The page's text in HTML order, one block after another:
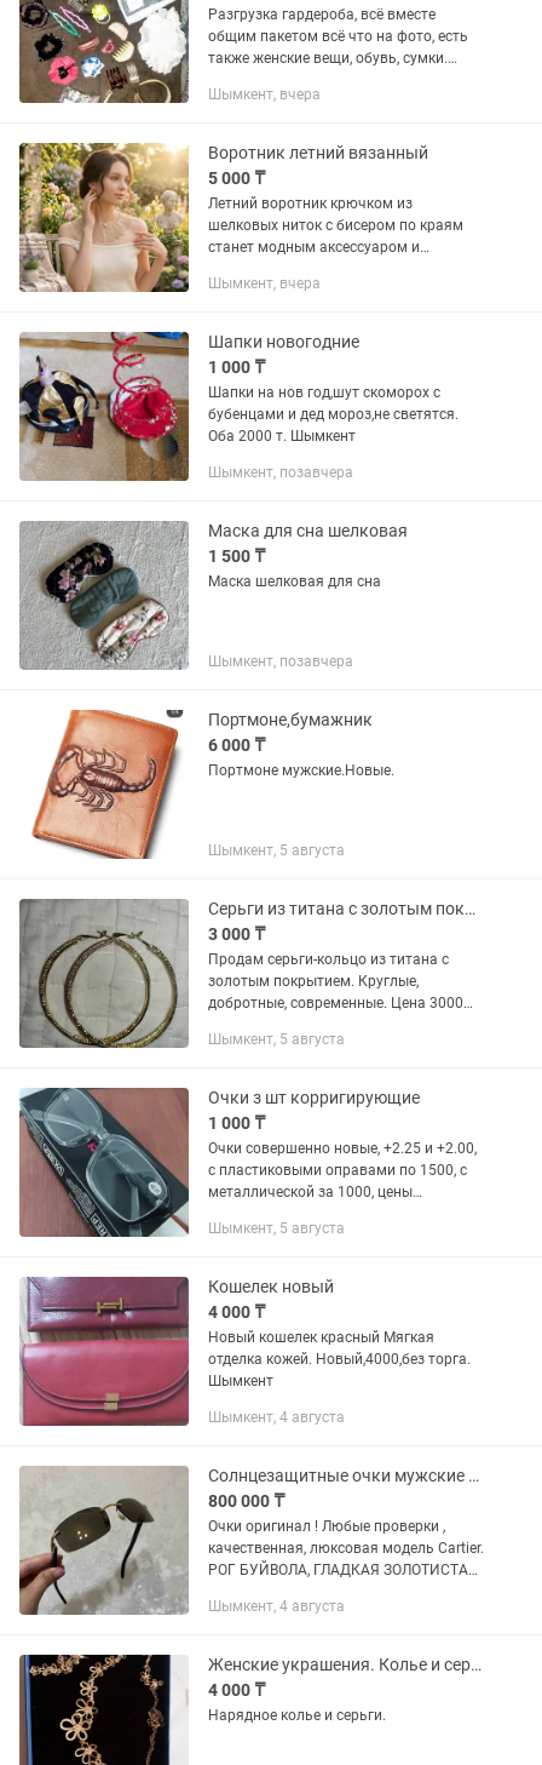
Разгрузка гардероба, всё вместе
общим пакетом всё что на фото, есть
также женские вещи, обувь, сумки.
Шымкент, вчера
Воротник летний вязанный
5 000 ₸
Летний воротник крючком из
шелковых ниток с бисером по краям
станет модным аксессуаром и
Возможны варианты другого цвета.
Шымкент, вчера
Шапки новогодние
1 000 ₸
Шапки на нов год,шут скоморох с
бубенцами и дед мороз,не светятся.
Оба 2000 т. Шымкент
Шымкент, позавчера
Маска для сна шелковая
1 500 ₸
Маска шелковая для сна
Шымкент, позавчера
Портмоне,бумажник
6 000 ₸
Портмоне мужские.Новые.
Шымкент, 5 августа
Серьги из титана с золотым покрытием
3 000 ₸
Продам серьги-кольцо из титана с
золотым покрытием. Круглые,
добротные, современные. Цена 3000
Шымкент, 5 августа
Очки з шт корригирующие
1 000 ₸
Очки совершенно новые, +2.25 и +2.00,
с пластиковыми оправами по 1500, с
металлической за 1000, цены
Шымкент, 5 августа
Кошелек новый
4 000 ₸
Новый кошелек красный Мягкая
отделка кожей. Новый,4000,без торга.
Шымкент
Шымкент, 4 августа
Солнцезащитные очки мужские cartier
800 000 ₸
Очки оригинал ! Любые проверки ,
качественная, люксовая модель Cartier.
РОГ БУЙВОЛА, ГЛАДКАЯ ЗОЛОТИСТАЯ
Шымкент, 4 августа
Женские украшения. Колье и серьги.
4 000 ₸
Нарядное колье и серьги.